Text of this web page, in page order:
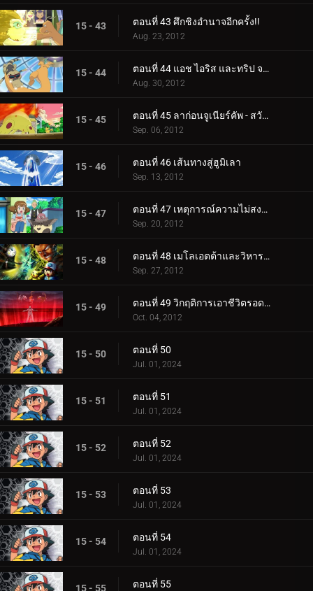
15 - 43 ตอนที่ 43 ศึกชิงอำนาจอีกครั้ง!!
Aug. 23, 2012
15 - 44 ตอนที่ 44 แอช ไอริส และทริป จากนั้นก็มีสามคน!!
Aug. 30, 2012
15 - 45 ตอนที่ 45 ลาก่อนจูเนียร์คัพ - สวัสดีการผจญภัย!
Sep. 06, 2012
15 - 46 ตอนที่ 46 เส้นทางสู่ฮูมิเลา
Sep. 13, 2012
15 - 47 ตอนที่ 47 เหตุการณ์ความไม่สงบที่เนอสเซอรี่
Sep. 20, 2012
15 - 48 ตอนที่ 48 เมโลเอตต้าและวิหารใต้ทะเล
Sep. 27, 2012
15 - 49 ตอนที่ 49 วิกฤติการเอาชีวิตรอดของอูโนวา
Oct. 04, 2012
15 - 50 ตอนที่ 50
Jul. 01, 2024
15 - 51 ตอนที่ 51
Jul. 01, 2024
15 - 52 ตอนที่ 52
Jul. 01, 2024
15 - 53 ตอนที่ 53
Jul. 01, 2024
15 - 54 ตอนที่ 54
Jul. 01, 2024
15 - 55 ตอนที่ 55